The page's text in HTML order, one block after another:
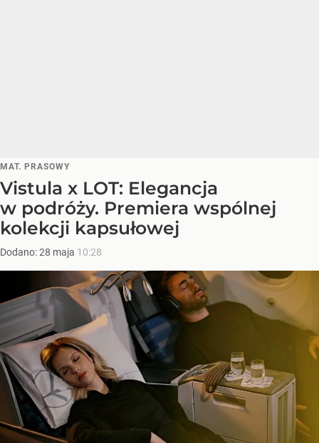
MAT. PRASOWY
Vistula x LOT: Elegancja
w podróży. Premiera wspólnej
kolekcji kapsułowej
Dodano:28 maja 10:28